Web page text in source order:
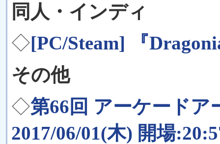
同人・インディ
◇[PC/Steam] 『
その他
◇第66回 アーケードア
2017/06/01(木) 開場